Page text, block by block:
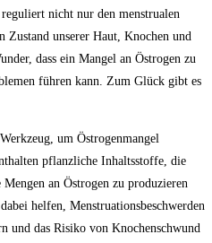
nicht nur den menstrualen⁤
Zustand unserer ⁣Haut, Knochen ⁣und
dass⁢ ein Mangel an Östrogen zu
führen kann. Zum ‍Glück gibt es
um Östrogenmangel
pflanzliche Inhaltsstoffe,⁣ die
an Östrogen zu ⁤produzieren
helfen, Menstruationsbeschwerden
und das ‍Risiko von Knochenschwund